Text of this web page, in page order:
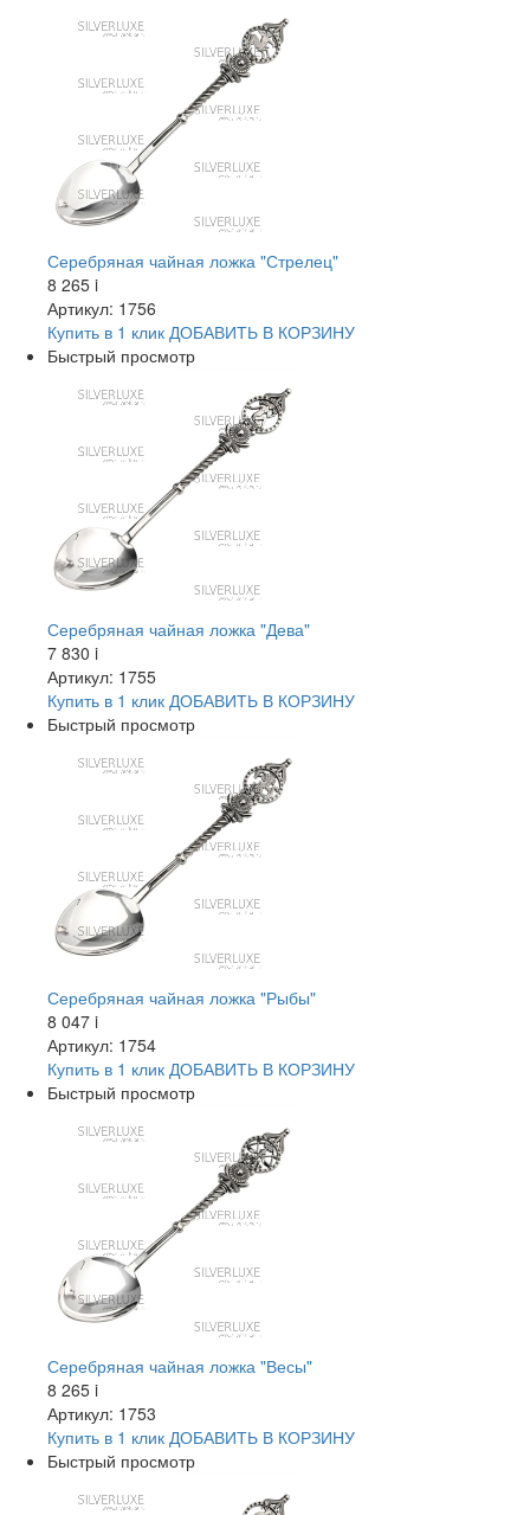
Серебряная чайная ложка "Стрелец"
8 265 i
Артикул: 1756
Купить в 1 клик ДОБАВИТЬ В КОРЗИНУ
Быстрый просмотр
Серебряная чайная ложка "Дева"
7 830 i
Артикул: 1755
Купить в 1 клик ДОБАВИТЬ В КОРЗИНУ
Быстрый просмотр
Серебряная чайная ложка "Рыбы"
8 047 i
Артикул: 1754
Купить в 1 клик ДОБАВИТЬ В КОРЗИНУ
Быстрый просмотр
Серебряная чайная ложка "Весы"
8 265 i
Артикул: 1753
Купить в 1 клик ДОБАВИТЬ В КОРЗИНУ
Быстрый просмотр